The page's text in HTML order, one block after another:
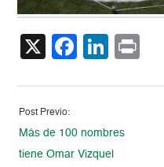
X
Post Previo:
Más de 100 nombres
tiene Omar Vizquel